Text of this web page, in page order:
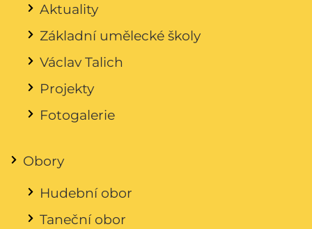
Aktuality
Základní umělecké školy
Václav Talich
Projekty
Fotogalerie
Obory
Hudební obor
Taneční obor